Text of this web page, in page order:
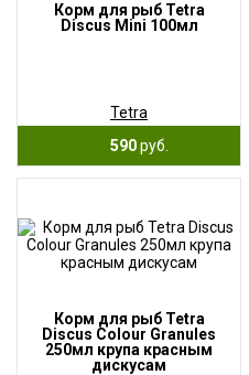
Корм для рыб Tetra
Discus Mini 100мл
Tetra
590руб.
Корм для рыб Tetra
Discus Colour Granules
250мл крупа красным
дискусам